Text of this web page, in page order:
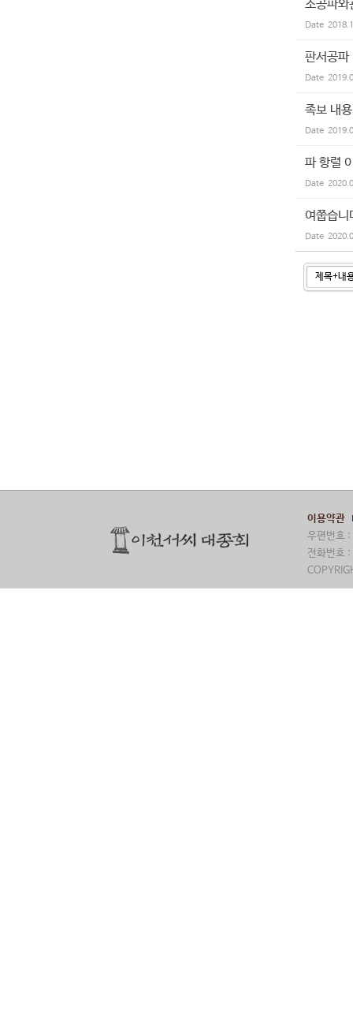
소공파와
Date
판서공파
Date
족보 내
Date
파 항렬
Date
여쭙습니
Date
이용약관
우편번호
전화번